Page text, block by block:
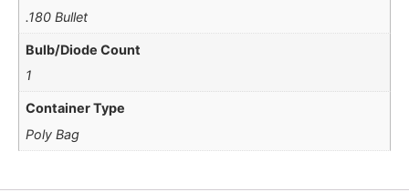
.180 Bullet
Bulb/Diode Count
1
Container Type
Poly Bag